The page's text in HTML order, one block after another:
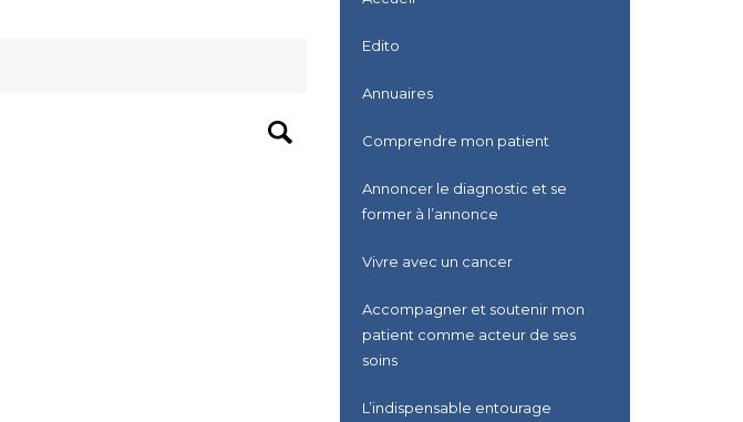
Edito
Annuaires
Comprendre mon patient
Annoncer le diagnostic et se
former à l’annonce
Vivre avec un cancer
Accompagner et soutenir mon
patient comme acteur de ses
soins
L’indispensable entourage